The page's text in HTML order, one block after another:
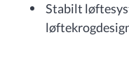
Stabilt